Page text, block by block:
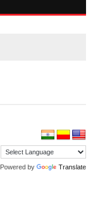
Powered by Translate